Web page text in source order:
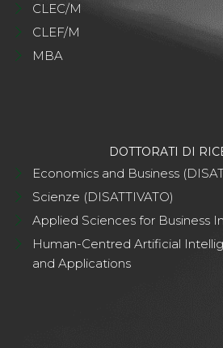
CLEC/M
CLEF/M
MBA
DOTTORATI DI
Economics and Business
Scienze (DISATTIVATO)
Applied Sciences for Business
Human-Centred Artificial
and Applications